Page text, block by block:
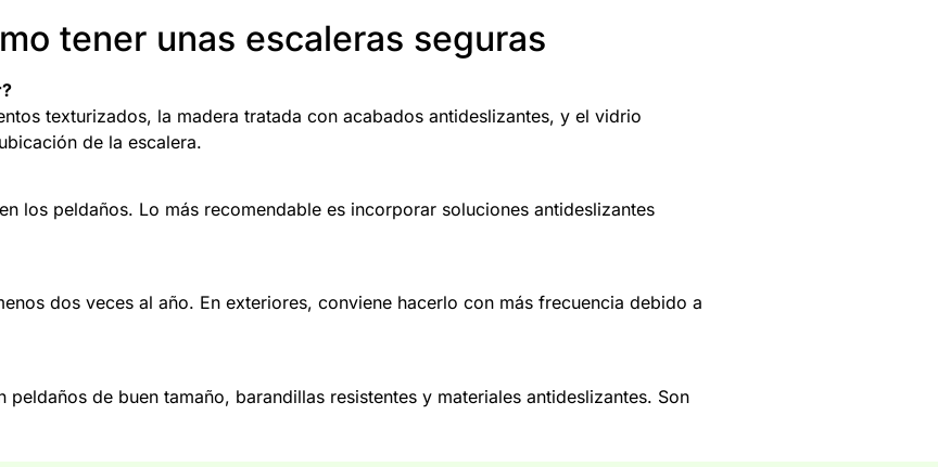
tener unas escaleras seguras
texturizados, la madera tratada con acabados antideslizantes, y el vidrio
de la escalera.
los peldaños. Lo más recomendable es incorporar soluciones antideslizantes
dos veces al año. En exteriores, conviene hacerlo con más frecuencia debido a
de buen tamaño, barandillas resistentes y materiales antideslizantes. Son